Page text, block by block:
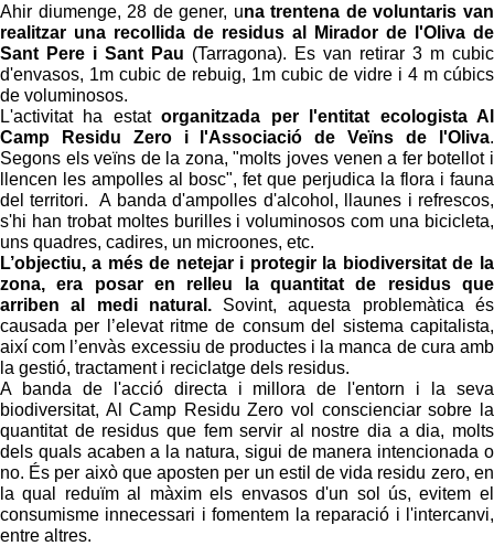
Ahir diumenge, 28 de gener, una trentena de voluntaris van
realitzar una recollida de residus al Mirador de l'Oliva de
Sant Pere i Sant Pau (Tarragona). Es van retirar 3 m cubic
d'envasos, 1m cubic de rebuig, 1m cubic de vidre i 4 m cúbics
de voluminosos.
L'activitat ha estatorganitzada per l'entitat ecologista Al
Camp Residu Zero i l'Associació de Veïns de l'Oliva.
Segons els veïns de la zona, "molts joves venen a fer botellot i
llencen les ampolles al bosc", fet que perjudica la flora i fauna
del territori. A banda d'ampolles d'alcohol, llaunes i refrescos,
s'hi han trobat moltes burilles i voluminosos com una bicicleta,
uns quadres, cadires, un microones, etc.
L’objectiu, a més de netejar i protegir la biodiversitat de la
zona, era posar en relleu la quantitat de residus que
arriben al medi natural.Sovint, aquesta problemàtica és
causada per l’elevat ritme de consum del sistema capitalista,
així com l’envàs excessiu de productes i la manca de cura amb
la gestió, tractament i reciclatge dels residus.
A banda de l'acció directa i millora de l'entorn i la seva
biodiversitat, Al Camp Residu Zero vol conscienciar sobre la
quantitat de residus que fem servir al nostre dia a dia, molts
dels quals acaben a la natura, sigui de manera intencionada o
no. És per això que aposten per un estil de vida residu zero, en
la qual reduïm al màxim els envasos d'un sol ús, evitem el
consumisme innecessari i fomentem la reparació i l'intercanvi,
entre altres.